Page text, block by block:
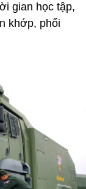
gian học tập,
khớp, phối